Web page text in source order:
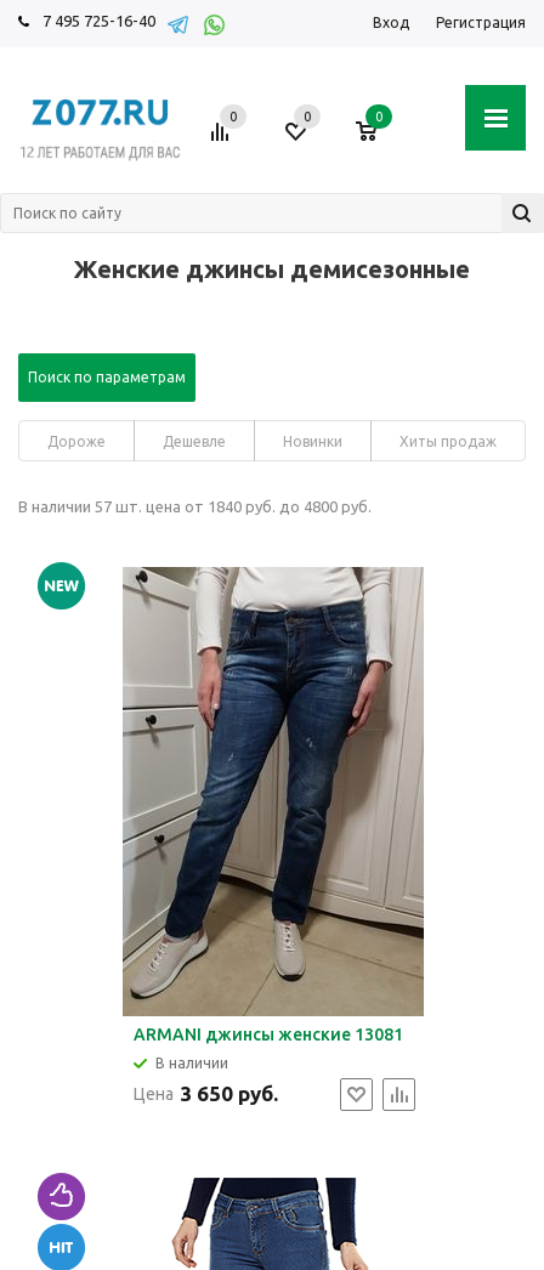
7 495 725-16-40 Вход Регистрация
0 0 0
Женские джинсы демисезонные
Поиск по параметрам
Дороже Дешевле Новинки Хиты продаж
В наличии 57 шт. цена от 1840 руб. до 4800 руб.
ARMANI джинсы женские 13081
В наличии
Цена 3 650 руб.